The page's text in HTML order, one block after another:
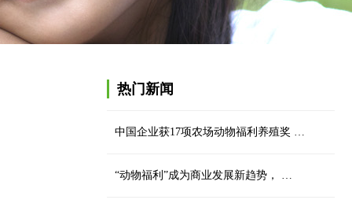
热门新闻
中国企业获17项农场动物福利养殖奖 …
“动物福利”成为商业发展新趋势， …